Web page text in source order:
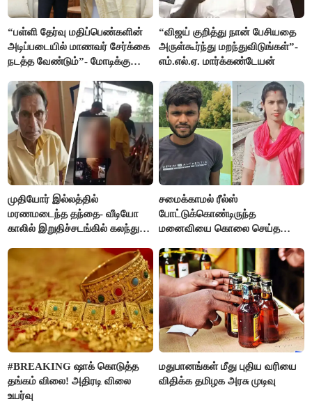
“பள்ளி தேர்வு மதிப்பெண்களின்
அடிப்படையில் மாணவர் சேர்க்கை
நடத்த வேண்டும்”- மோடிக்கு
“விஜய் குறித்து நான் பேசியதை
அருள்கூர்ந்து மறந்துவிடுங்கள்”-
எம்.எல்.ஏ. மார்க்கண்டேயன்
முதியோர் இல்லத்தில்
மரணமடைந்த தந்தை- வீடியோ
காலில் இறுதிச்சடங்கில் கலந்து
சமைக்காமல் ரீல்ஸ்
போட்டுக்கொண்டிருந்த
மனைவியை கொலை செய்த
#BREAKING ஷாக் கொடுத்த
தங்கம் விலை! அதிரடி விலை
உயர்வு
மதுபானங்கள் மீது புதிய வரியை
விதிக்க தமிழக அரசு முடிவு